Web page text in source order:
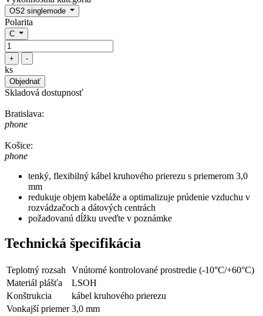
OS2 singlemode
Polarita
C
+ -
ks
Objednať
Skladová dostupnosť
Bratislava:
phone
Košice:
phone
tenký, flexibilný kábel kruhového prierezu s priemerom 3,0
mm
redukuje objem kabeláže a optimalizuje prúdenie vzduchu v
rozvádzačoch a dátových centrách
požadovanú dĺžku uveďte v poznámke
Technická špecifikácia
Teplotný rozsah
Vnútorné kontrolované prostredie (-10°C/+60°C)
Materiál plášťa
LSOH
Konštrukcia
kábel kruhového prierezu
Vonkajší priemer 3,0 mm